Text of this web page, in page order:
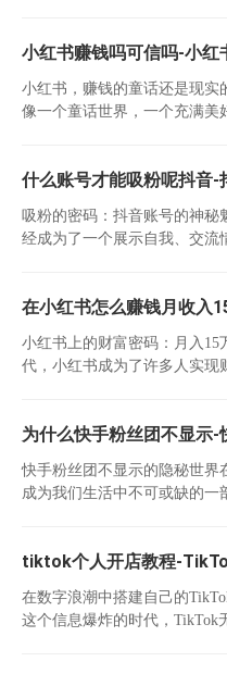
小红书赚钱吗可信吗-小红
小红书，赚钱的童话还是现实
像一个童话世界，一个充满美
什么账号才能吸粉呢抖音-
吸粉的密码：抖音账号的神秘
经成为了一个展示自我、交流
在小红书怎么赚钱月收入
小红书上的财富密码：月入
代，小红书成为了许多人实现
为什么快手粉丝团不显示-
快手粉丝团不显示的隐秘世界
成为我们生活中不可或缺的一
tiktok个人开店教程-
在数字浪潮中搭建自己的
这个信息爆炸的时代，TikTok